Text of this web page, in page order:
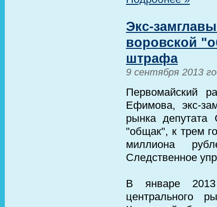
Экс-
воровской
штрафа
9 сентября 2013
Первомайский
Ефимова, экс-
рынка депутата
"общак", к трем
миллиона
Следственное
В январе
центрального